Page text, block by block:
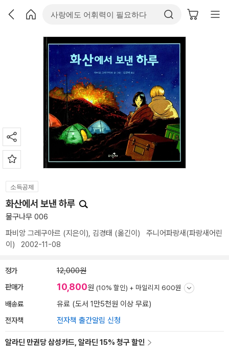
소득공제
화산에서 보낸 하루
물구나무 006
파비앙 그레구아르 (지은이), 김경태 (옮긴이) 주니어파랑새(파랑새어린
이) 2002-11-08
정가 12,000원
판매가 10,800원 (10% 할인) + 마일리지 600원
배송료 유료 (도서 1만5천원 이상 무료)
전자책 전자책 출간알림 신청
알라딘 만권당 삼성카드, 알라딘 15% 청구 할인